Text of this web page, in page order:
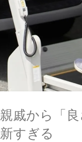
親戚から「
新すぎる